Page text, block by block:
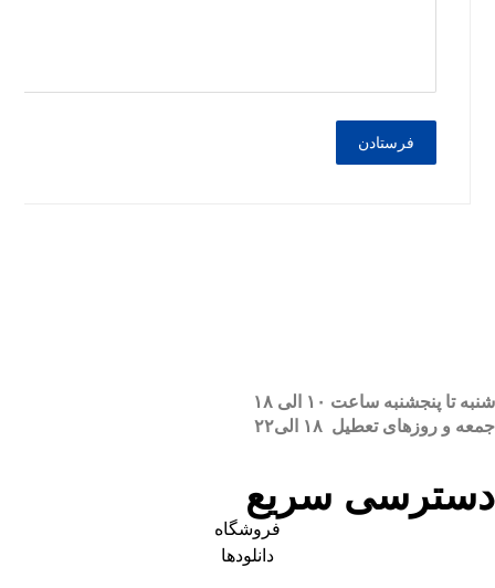
فرستادن
شنبه تا پنجشنبه ساعت ۱۰ الی ۱۸
جمعه و روزهای تعطیل ۱۸ الی۲۲
دسترسی سریع
فروشگاه
دانلودها